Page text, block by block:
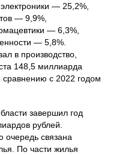
электроники — 25,2%,
— 9,9%,
— 6,3%,
— 5,8%.
в производство,
148,5 миллиарда
сравнению с 2022 годом
завершил год
рублей.
очередь связана
По части жилья